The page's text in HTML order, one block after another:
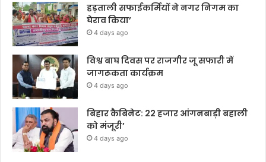
हड़ताली सफाईकर्मियों ने नगर निगम का
घेराव किया’
4 days ago
विश्व बाघ दिवस पर राजगीर जू सफारी में
जागरूकता कार्यक्रम
4 days ago
बिहार कैबिनेट: 22 हजार आंगनबाड़ी बहाली
को मंजूरी’
4 days ago